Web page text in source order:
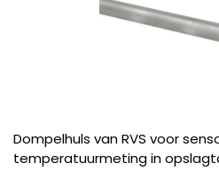
Dompelhuls van RVS voor
temperatuurmeting in